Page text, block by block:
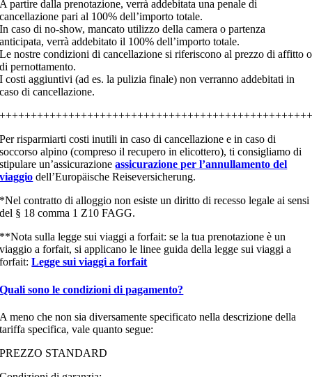
A partire dalla prenotazione, verrà addebitata una penale di
cancellazione pari al 100% dell’importo totale.
In caso di no-show, mancato utilizzo della camera o partenza
anticipata, verrà addebitato il 100% dell’importo totale.
Le nostre condizioni di cancellazione si riferiscono al prezzo di affitto o
di pernottamento.
I costi aggiuntivi (ad es. la pulizia finale) non verranno addebitati in
caso di cancellazione.
Per risparmiarti costi inutili in caso di cancellazione e in caso di
soccorso alpino (compreso il recupero in elicottero), ti consigliamo di
stipulare un’assicurazioneassicurazione per l’annullamento del
viaggio dell’Europäische Reiseversicherung.
*Nel contratto di alloggio non esiste un diritto di recesso legale ai sensi
del § 18 comma 1 Z10 FAGG.
**Nota sulla legge sui viaggi a forfait: se la tua prenotazione è un
viaggio a forfait, si applicano le linee guida della legge sui viaggi a
forfait:Legge sui viaggi a forfait
Quali sono le condizioni di pagamento?
A meno che non sia diversamente specificato nella descrizione della
tariffa specifica, vale quanto segue:
PREZZO STANDARD